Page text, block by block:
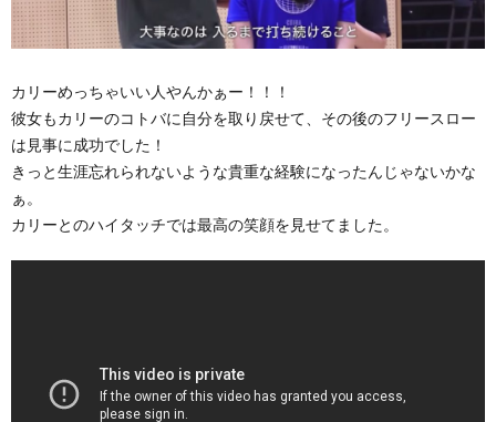
カリーめっちゃいい人やんかぁー！！！
彼女もカリーのコトバに自分を取り戻せて、その後のフリースロー
は見事に成功でした！
きっと生涯忘れられないような貴重な経験になったんじゃないかな
ぁ。
カリーとのハイタッチでは最高の笑顔を見せてました。